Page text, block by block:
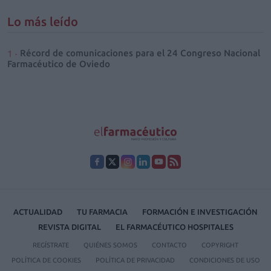
Lo más leído
Récord de comunicaciones para el 24 Congreso Nacional
Farmacéutico de Oviedo
ACTUALIDAD TU FARMACIA
FORMACIÓN E INVESTIGACIÓN
REVISTA DIGITAL
EL FARMACÉUTICO HOSPITALES
REGÍSTRATE QUIÉNES SOMOS CONTACTO COPYRIGHT
POLÍTICA DE COOKIES POLÍTICA DE PRIVACIDAD CONDICIONES DE USO